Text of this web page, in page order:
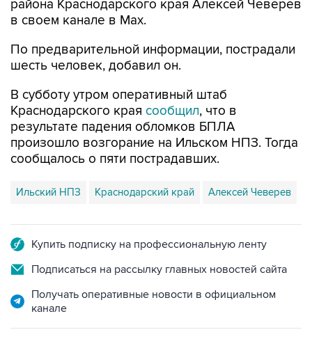
По предварительной информации, пострадали
В субботу утром оперативный штаб
результате падения обломков БПЛА
произошло возгорание на Ильском НПЗ. Тогда
сообщалось о пяти пострадавших.
Ильский НПЗ Краснодарский край Алексей Чеверев
Подписаться на рассылку главных новостей сайта
Получать оперативные новости в официальном
НОВОСТИ ПО ТЕМЕ